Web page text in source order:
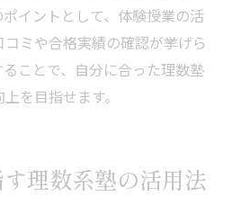
イントとして、体験授業の活
ミや合格実績の確認が挙げら
ことで、自分に合った理数塾
を目指せます。
理数系塾の活用法